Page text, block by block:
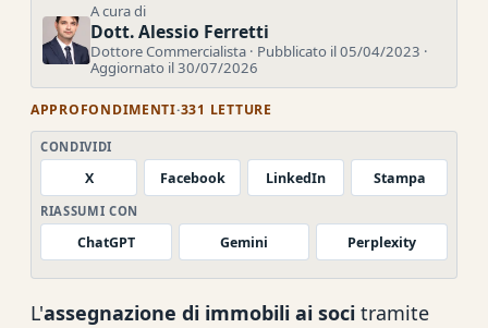
A cura di
Dott. Alessio Ferretti
Dottore Commercialista · Pubblicato il 05/04/2023 ·
Aggiornato il 30/07/2026
APPROFONDIMENTI·331 LETTURE
CONDIVIDI
X Facebook LinkedIn Stampa
RIASSUMI CON
ChatGPT Gemini Perplexity
L'assegnazione di immobili ai soci tramite